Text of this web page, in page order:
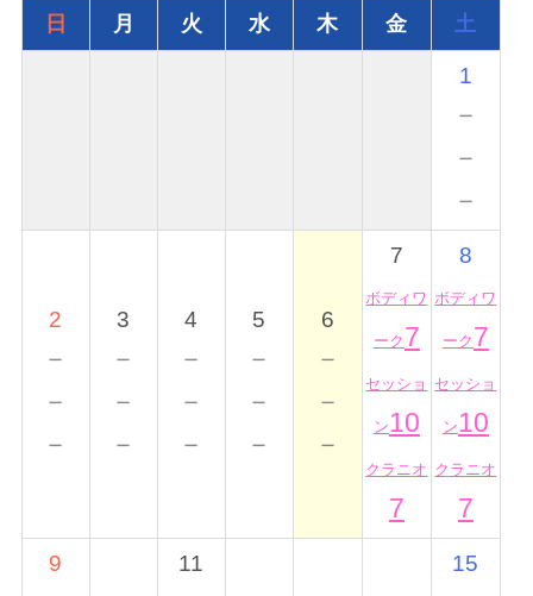
日 月 火 水 木 金 土
1
－
－
－
2
－
－
－
3
－
－
－
4
－
－
－
5
－
－
－
6
－
－
－
7
ボディワ
ーク 7
セッショ
ン10
クラニオ
7
8
ボディワ
ーク 7
セッショ
ン10
クラニオ
7
9 11 15